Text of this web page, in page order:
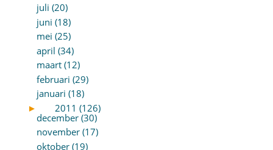
juli (20)
juni (18)
mei (25)
april (34)
maart (12)
februari (29)
januari (18)
►
2011 (126)
december (30)
november (17)
oktober (19)